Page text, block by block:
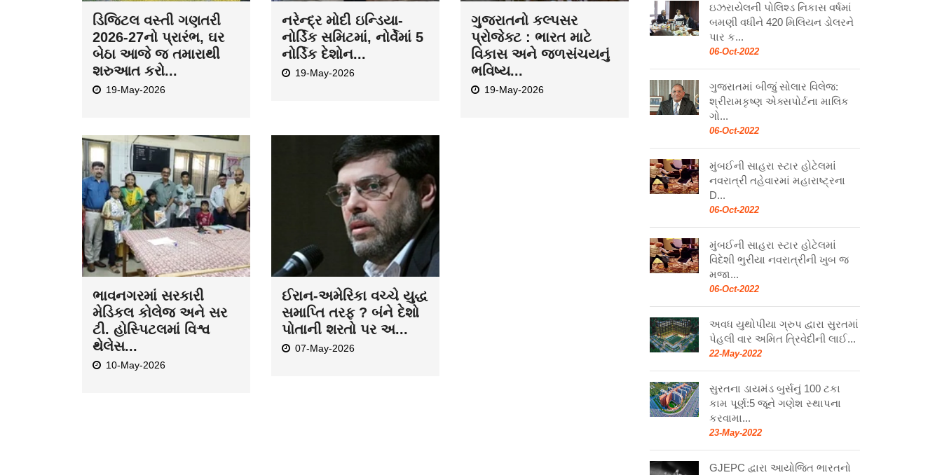
ડિજિટલ વસ્તી ગણતરી
2026-27નો પ્રારંભ, ઘર
બેઠા આજે જ તમારાથી
શરુઆત કરો...
19-May-2026
નરેન્દ્ર મોદી ઇન્ડિયા-
નોર્ડિક સમિટમાં, નોર્વેમાં 5
નોર્ડિક દેશોન...
19-May-2026
ગુજરાતનો કલ્પસર
પ્રોજેક્ટ : ભારત માટે
વિકાસ અને જળસંચયનું
ભવિષ્ય...
19-May-2026
ભાવનગરમાં સરકારી
મેડિકલ કોલેજ અને સર
ટી. હોસ્પિટલમાં વિશ્વ
થેલેસ...
10-May-2026
ઈરાન-અમેરિકા વચ્ચે યુદ્ધ
સમાપ્તિ તરફ ? બંને દેશો
પોતાની શરતો પર અ...
07-May-2026
ઇઝરાયેલની પોલિશ્ડ નિકાસ વર્ષમાં
બમણી વધીને 420 મિલિયન ડોલરને
પાર ક...
06-Oct-2022
ગુજરાતમાં બીજું સોલાર વિલેજ:
શ્રીરામકૃષ્ણ એક્સપોર્ટના માલિક
ગો...
06-Oct-2022
મુંબઈની સાહરા સ્ટાર હોટેલમાં
નવરાત્રી તહેવારમાં મહારાષ્ટ્રના
D...
06-Oct-2022
મુંબઈની સાહરા સ્ટાર હોટેલમાં
વિદેશી ભુરીયા નવરાત્રીની ખુબ જ
મજા...
06-Oct-2022
અવધ યુથોપીયા ગ્રુપ દ્વારા સુરતમાં
પેહલી વાર અમિત ત્રિવેદીની લાઈ...
22-May-2022
સુરતના ડાયમંડ બુર્સનું 100 ટકા
કામ પૂર્ણ:5 જૂને ગણેશ સ્થાપના
કરવામા...
23-May-2022
GJEPC દ્વારા આયોજિત ભારતનો